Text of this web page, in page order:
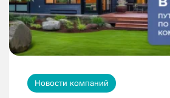
Новости компаний